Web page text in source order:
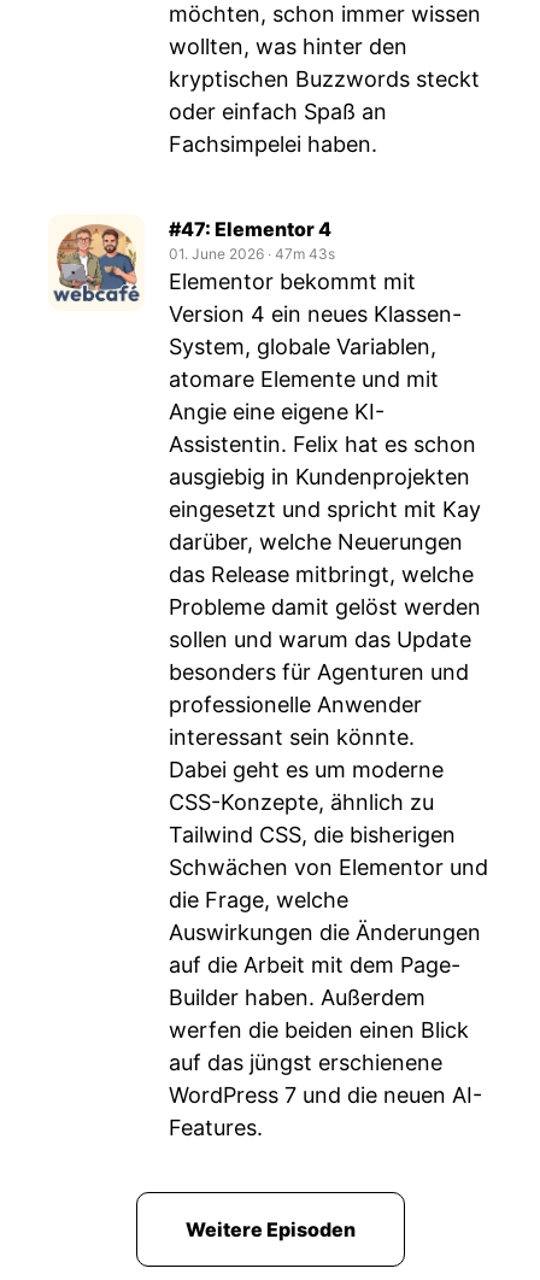
möchten, schon immer wissen
wollten, was hinter den
kryptischen Buzzwords steckt
oder einfach Spaß an
Fachsimpelei haben.
#47: Elementor 4
01. June 2026 ‧ 47m 43s
Elementor bekommt mit
Version 4 ein neues Klassen-
System, globale Variablen,
atomare Elemente und mit
Angie eine eigene KI-
Assistentin. Felix hat es schon
ausgiebig in Kundenprojekten
eingesetzt und spricht mit Kay
darüber, welche Neuerungen
das Release mitbringt, welche
Probleme damit gelöst werden
sollen und warum das Update
besonders für Agenturen und
professionelle Anwender
interessant sein könnte.
Dabei geht es um moderne
CSS-Konzepte, ähnlich zu
Tailwind CSS, die bisherigen
Schwächen von Elementor und
die Frage, welche
Auswirkungen die Änderungen
auf die Arbeit mit dem Page-
Builder haben. Außerdem
werfen die beiden einen Blick
auf das jüngst erschienene
WordPress 7 und die neuen AI-
Features.
Weitere Episoden